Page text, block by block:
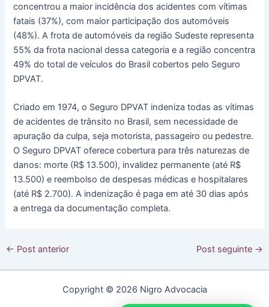
concentrou a maior incidência dos acidentes com vítimas
fatais (37%), com maior participação dos automóveis
(48%). A frota de automóveis da região Sudeste representa
55% da frota nacional dessa categoria e a região concentra
49% do total de veículos do Brasil cobertos pelo Seguro
DPVAT.
Criado em 1974, o Seguro DPVAT indeniza todas as vítimas
de acidentes de trânsito no Brasil, sem necessidade de
apuração da culpa, seja motorista, passageiro ou pedestre.
O Seguro DPVAT oferece cobertura para três naturezas de
danos: morte (R$ 13.500), invalidez permanente (até R$
13.500) e reembolso de despesas médicas e hospitalares
(até R$ 2.700). A indenização é paga em até 30 dias após
a entrega da documentação completa.
Post
← Post anterior Post seguinte →
Copyright © 2026 Nigro Advocacia